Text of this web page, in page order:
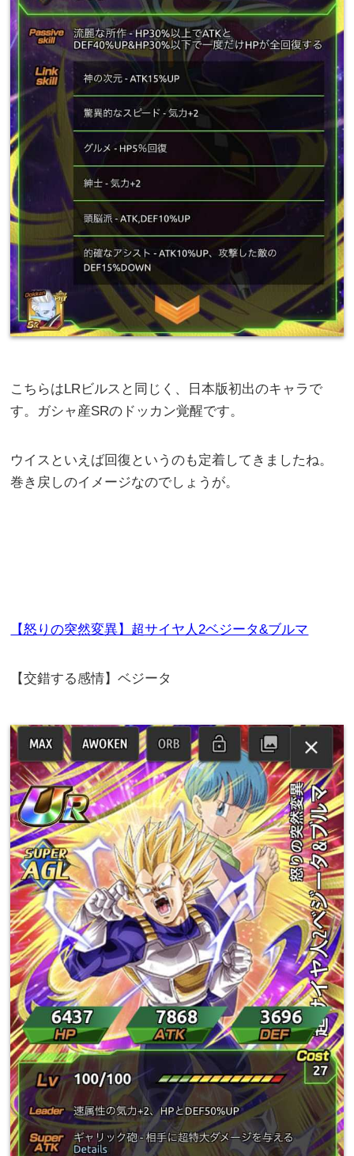
こちらはLRビルスと同じく、日本版初出のキャラで
す。ガシャ産SRのドッカン覚醒です。
ウイスといえば回復というのも定着してきましたね。
巻き戻しのイメージなのでしょうが。
【怒りの突然変異】超サイヤ人2ベジータ&ブルマ
【交錯する感情】ベジータ